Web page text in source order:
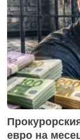
евро на